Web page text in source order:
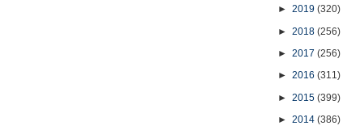
►2019(320)
►2018(256)
►2017(256)
►2016(311)
►2015(399)
►2014(386)